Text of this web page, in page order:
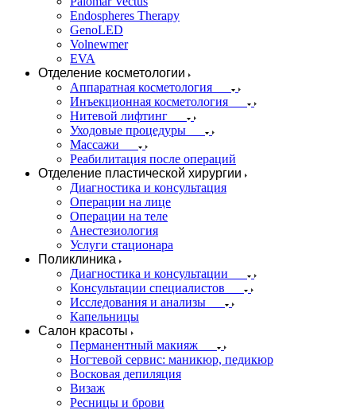
Endospheres Therapy
GenoLED
Volnewmer
EVA
Отделение косметологии
Аппаратная косметология
Инъекционная косметология
Нитевой лифтинг
Уходовые процедуры
Массажи
Реабилитация после операций
Отделение пластической хирургии
Диагностика и консультация
Операции на лице
Операции на теле
Анестезиология
Услуги стационара
Поликлиника
Диагностика и консультации
Консультации специалистов
Исследования и анализы
Капельницы
Салон красоты
Перманентный макияж
Ногтевой сервис: маникюр, педикюр
Восковая депиляция
Визаж
Ресницы и брови